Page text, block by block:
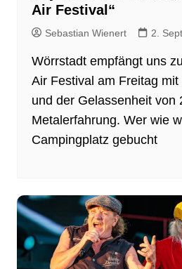
Air Festival“
Sebastian Wienert 2.
Wörrstadt empfängt uns
Air Festival am Freitag
und der Gelassenheit von
Metalerfahrung. Wer wie
Campingplatz gebucht